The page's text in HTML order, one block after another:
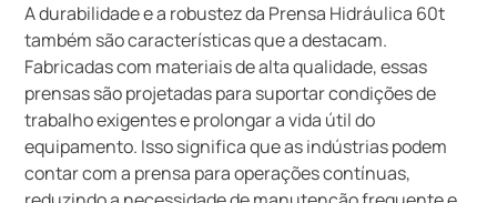
A durabilidade e a robustez da Prensa Hidráulica 60t
também são características que a destacam.
Fabricadas com materiais de alta qualidade, essas
prensas são projetadas para suportar condições de
trabalho exigentes e prolongar a vida útil do
equipamento. Isso significa que as indústrias podem
contar com a prensa para operações contínuas,